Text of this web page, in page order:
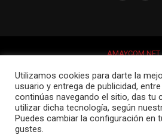
AMAYCOM.NET
Utilizamos cookies para darte la
usuario y entrega de publicidad,
continúas navegando el sitio, das tu
utilizar dicha tecnología, según
Puedes cambiar la configuración en
gustes.